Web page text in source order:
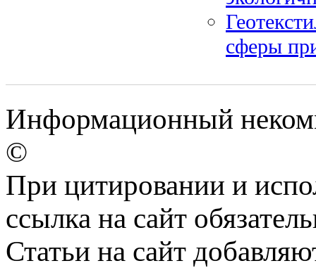
сферы
Информационный
©
При цитировании и
ссылка на сайт
Статьи на сайт